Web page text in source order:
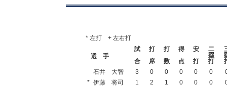
* 左打 + 左右打
選 手
試
合
打
席
打
数
得
点
安
打
二
塁
打
石井 大智
3 0 0 0 0 0
* 伊藤 将司 1 2 1 0 0 0